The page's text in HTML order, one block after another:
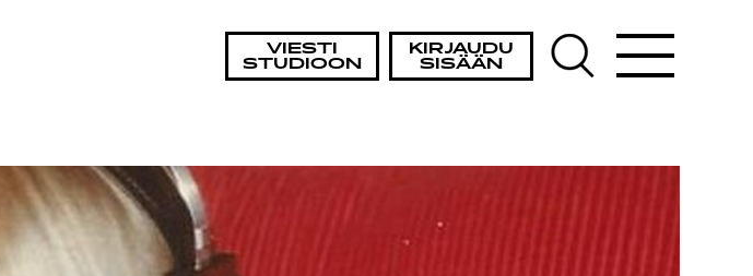
VIESTI
STUDIOON
KIRJAUDU
SISÄÄN